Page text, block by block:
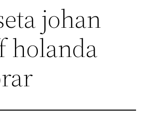
johan
holanda